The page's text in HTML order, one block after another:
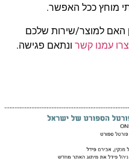
מוחץ ככל האפשר.
האם למוצר/שירות שלכם
צרו עמנו קשר ונתאם פגישה.